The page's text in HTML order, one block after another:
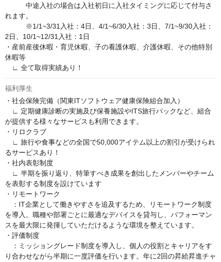
中途入社の場合は入社初日に入社タイミングに応じて付与さ
れます。
※1/1~3/31入社：4日、4/1~6/30入社：3日、7/1~9/30入社：
2日、10/1~12/31入社：1日
・産前産後休暇・育児休暇、子の看護休暇、介護休暇、その他特別
休暇等
∟ 全て取得実績あり！
福利厚生
・社会保険完備（関東ITソフトウェア健康保険組合加入）
∟ 定期健康診断の実施及び保養施設やITS旅行パックなど、組合
が提供する様々なサービスも利用できます。
・リロクラブ
∟ 旅行や食事などの全国で50,000アイテム以上の割引が受けられ
るサービスあり！
・社内表彰制度
∟ 半期を振り返り、特筆すべき成果を創出したメンバーやチーム
を表彰する制度を設けています
・リモートワーク
：IT企業として働きやすさを追及するため、リモートワーク制度
を導入。職種や部署ごとに最適なデバイスを貸与し、パフォーマン
スを最大限に発揮していただけるような環境を整えています。
・評価制度
：ミッショングレード制度を導入し、個人の役割とキャリアをす
り合わせながら半期に一度評価を行います。年に2回の昇給昇進チャ